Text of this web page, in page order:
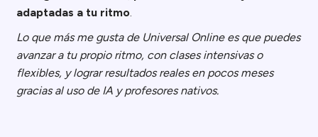
adaptadas a tu ritmo.
Lo que más me gusta de Universal Online es que puedes
avanzar a tu propio ritmo, con clases intensivas o
flexibles, y lograr resultados reales en pocos meses
gracias al uso de IA y profesores nativos.